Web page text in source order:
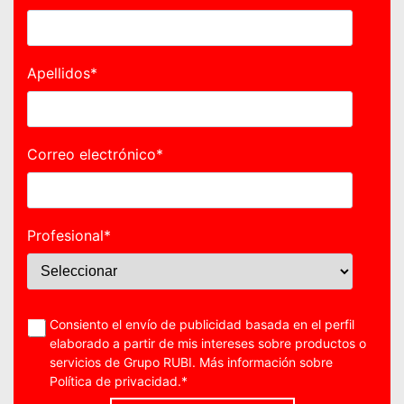
Apellidos*
Correo electrónico*
Profesional*
Consiento el envío de publicidad basada en el perfil
elaborado a partir de mis intereses sobre productos o
servicios de Grupo RUBI. Más información sobre
Política de privacidad.*